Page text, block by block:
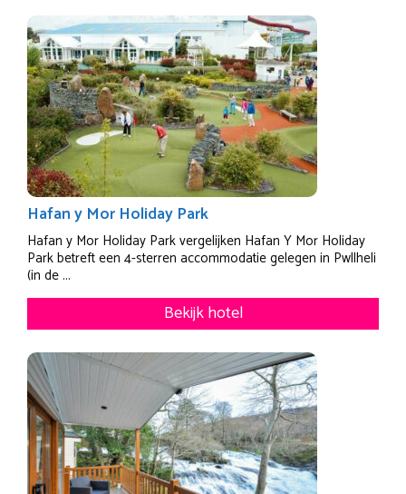
Hafan y Mor Holiday Park
Hafan y Mor Holiday Park vergelijken Hafan Y Mor Holiday
Park betreft een 4-sterren accommodatie gelegen in Pwllheli
(in de ...
Bekijk hotel